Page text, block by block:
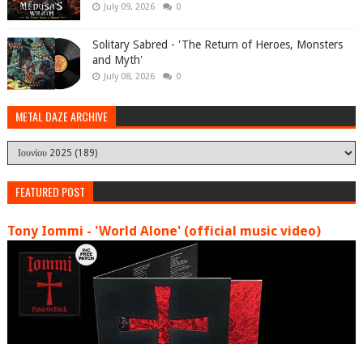
July 09, 2026 0
Solitary Sabred - 'The Return of Heroes, Monsters
and Myth'
July 08, 2026 0
METAL DAZE ARCHIVE
FEATURED POST
Tony Iommi - 'World Alone' (official music video)